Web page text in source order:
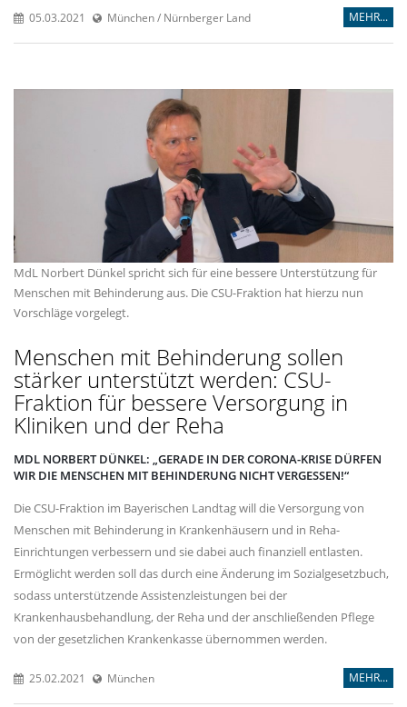
05.03.2021 München / Nürnberger Land MEHR...
MdL Norbert Dünkel spricht sich für eine bessere Unterstützung für
Menschen mit Behinderung aus. Die CSU-Fraktion hat hierzu nun
Vorschläge vorgelegt.
Menschen mit Behinderung sollen
stärker unterstützt werden: CSU-
Fraktion für bessere Versorgung in
Kliniken und der Reha
MDL NORBERT DÜNKEL: „GERADE IN DER CORONA-KRISE DÜRFEN
WIR DIE MENSCHEN MIT BEHINDERUNG NICHT VERGESSEN!“
Die CSU-Fraktion im Bayerischen Landtag will die Versorgung von
Menschen mit Behinderung in Krankenhäusern und in Reha-
Einrichtungen verbessern und sie dabei auch finanziell entlasten.
Ermöglicht werden soll das durch eine Änderung im Sozialgesetzbuch,
sodass unterstützende Assistenzleistungen bei der
Krankenhausbehandlung, der Reha und der anschließenden Pflege
von der gesetzlichen Krankenkasse übernommen werden.
25.02.2021 München MEHR...